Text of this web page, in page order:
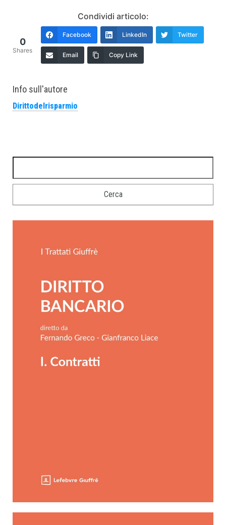
Condividi articolo:
0
Shares
Facebook LinkedIn Twitter
Email Copy Link
Info sull'autore
Dirittodelrisparmio